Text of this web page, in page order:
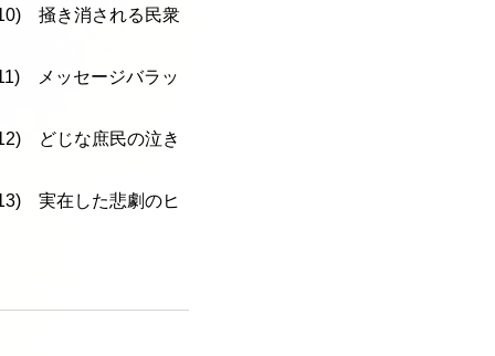
掻き消される民衆
メッセージバラッ
どじな庶民の泣き
実在した悲劇のヒ